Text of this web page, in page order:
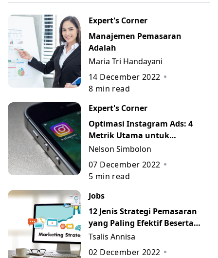
Expert's Corner
Manajemen Pemasaran
Adalah
Maria Tri Handayani
14 December 2022
8 min read
Expert's Corner
Optimasi Instagram Ads: 4
Metrik Utama untuk
Mengukur Performa Campaign
Nelson Simbolon
07 December 2022
5 min read
Jobs
12 Jenis Strategi Pemasaran
yang Paling Efektif Beserta
Contohnya
Tsalis Annisa
02 December 2022